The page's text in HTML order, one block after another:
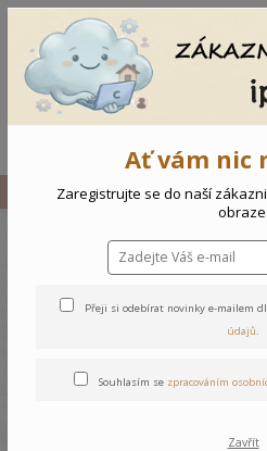
Vše Kojenecký kabátek
Kojenecký
Ať vám nic
Zaregistrujte se do naší
obraze.
Přeji si odebírat novinky e-mailem
údajů.
Souhlasím se zpracováním
Zavřít